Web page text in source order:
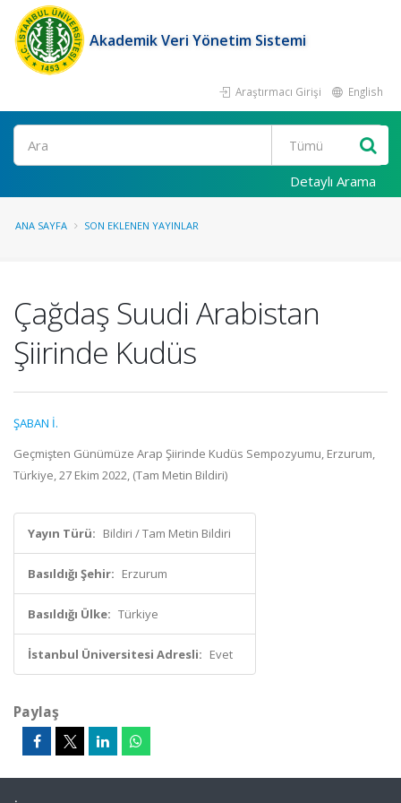
Akademik Veri Yönetim Sistemi
Araştırmacı Girişi English
Ara
Detaylı Arama
ANA SAYFA SON EKLENEN YAYINLAR
Çağdaş Suudi Arabistan
Şiirinde Kudüs
ŞABAN İ.
Geçmişten Günümüze Arap Şiirinde Kudüs Sempozyumu, Erzurum,
Türkiye, 27 Ekim 2022, (Tam Metin Bildiri)
Yayın Türü: Bildiri / Tam Metin Bildiri
Basıldığı Şehir: Erzurum
Basıldığı Ülke: Türkiye
İstanbul Üniversitesi Adresli: Evet
Paylaş